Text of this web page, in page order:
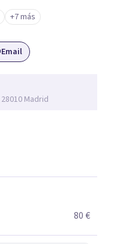
a conseguir
destaca la
el tratamiento de
ansiedad , estrés,
regresiva para el
+7 más
Email
Madrid
80 €